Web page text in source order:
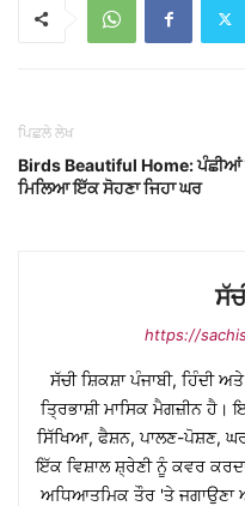
ਪਿਛਲੇ ਲੇਖ
Birds Beautiful Home: ਪੰਛੀਆਂ
ਮਿਲਿਆ ਇੱਕ ਸੋਹਣਾ ਜਿਹਾ ਘਰ
https://
ਸੱਚੀ ਸ਼ਿਕਸ਼ਾ ਪੰਜਾਬੀ, ਹਿੰਦੀ
ਤ੍ਰਿਭਾਸ਼ੀ ਮਾਸਿਕ ਮੈਗਜ਼ੀਨ
ਸਿੱਖਿਆ, ਫੈਸ਼ਨ, ਪਾਲਣ-ਪੋਸ਼ਣ,
ਇੱਕ ਵਿਸ਼ਾਲ ਸ਼੍ਰੇਣੀ ਨੂੰ ਕਵਰ
ਅਧਿਆਤਮਿਕ ਤੌਰ 'ਤੇ ਜਗਾਉਣਾ